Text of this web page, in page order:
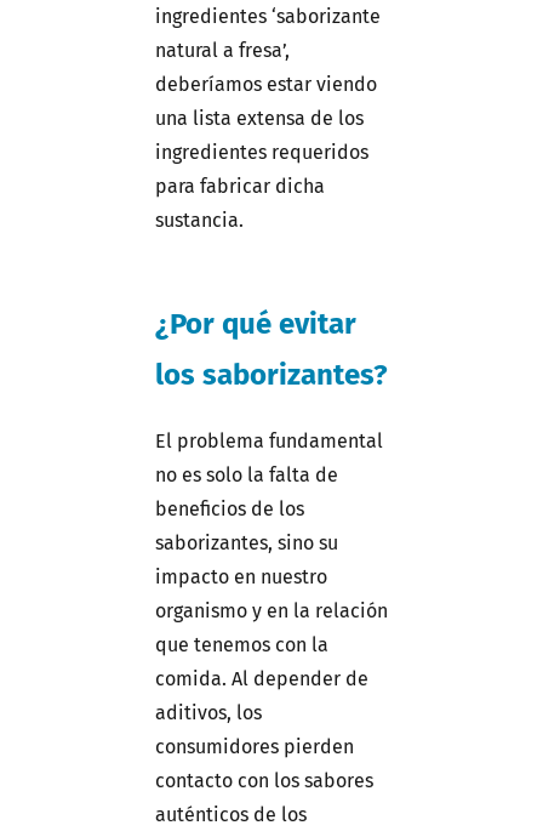
ingredientes ‘saborizante
natural a fresa’,
deberíamos estar viendo
una lista extensa de los
ingredientes requeridos
para fabricar dicha
sustancia.
¿Por qué evitar
los saborizantes?
El problema fundamental
no es solo la falta de
beneficios de los
saborizantes, sino su
impacto en nuestro
organismo y en la relación
que tenemos con la
comida. Al depender de
aditivos, los
consumidores pierden
contacto con los sabores
auténticos de los